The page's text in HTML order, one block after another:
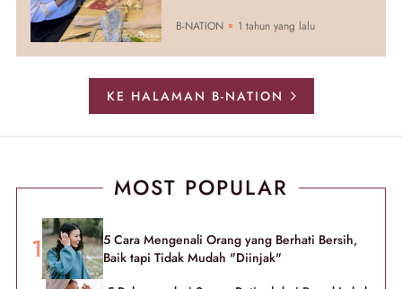
B-NATION 1 tahun yang lalu
KE HALAMAN B-NATION
MOST POPULAR
5 Cara Mengenali Orang yang Berhati Bersih,
Baik tapi Tidak Mudah "Diinjak"